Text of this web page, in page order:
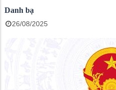
Danh bạ
26/08/2025